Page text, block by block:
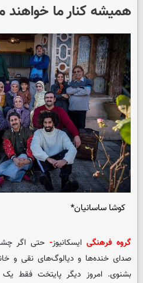
همیشه کنار ما خواهند
کوشا ساسانیان*
گروه فرهنگی ایسکانیوز-حتی اگر
صدای خنده‌ها و دیالوگ‌های نقی و
بشنوی. امروز دیگر پایتخت فقط